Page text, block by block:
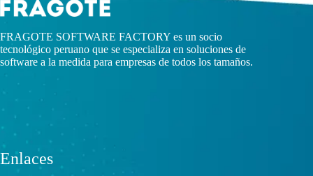
FRAGOTE SOFTWARE FACTORY es un socio
tecnológico peruano que se especializa en soluciones de
software a la medida para empresas de todos los tamaños.
Enlaces